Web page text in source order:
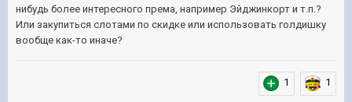
нибудь более интересного према, например Эйджинкорт и т.п.?
Или закупиться слотами по скидке или использовать голдишку
вообще как-то иначе?
1 1